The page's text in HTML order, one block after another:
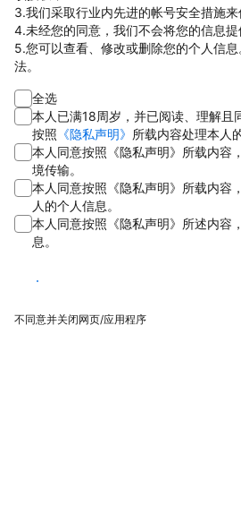
3.我们采取行业内先进的帐号安全措施来
4.未经您的同意，我们不会将您的信息提
5.您可以查看、修改或删除您的个人信
法。
全选
本人已满18周岁，并已阅读、理解且
按照 《隐私声明》 所载内容处理本人
本人同意按照《隐私声明》所载内容
境传输。
本人同意按照《隐私声明》所载内容
人的个人信息。
本人同意按照《隐私声明》所述内容
息。
同意
不同意并关闭网页/应用程序